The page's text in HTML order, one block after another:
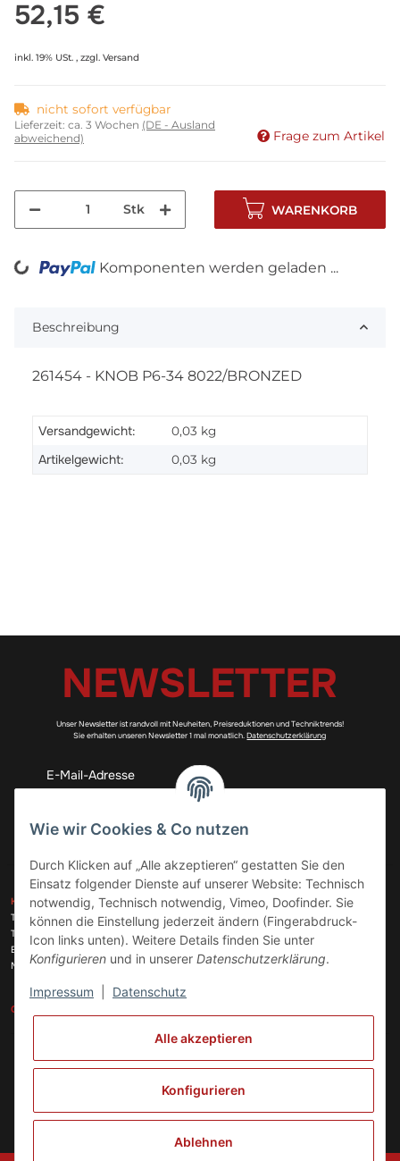
52,15 €
inkl. 19% USt. , zzgl. Versand
nicht sofort verfügbar
Lieferzeit: ca. 3 Wochen (DE - Ausland
abweichend)
Frage zum Artikel
Stk WARENKORB
Loading... Komponenten werden geladen ...
Beschreibung
261454 - KNOB P6-34 8022/BRONZED
Versandgewicht: 0,03 kg
Artikelgewicht: 0,03 kg
NEWSLETTER
Unser Newsletter ist randvoll mit Neuheiten, Preisreduktionen und Techniktrends!
Sie erhalten unseren Newsletter 1 mal monatlich.Datenschutzerklärung
Abonnieren
KONTAKT
Telefon:+49 (0)6074 816 08 0
Telefax:
+49 (0)6074 215 08 60
E-Mail:
info@meinhausgeraetedoc.de
Max Planck Str. 6 c, 63322 Rödermark
GESETZLICHE INFORMATIONEN
ZAHLUNGSARTEN
VERSANDARTEN
Vertrag widerrufen
Wie wir Cookies & Co nutzen
Durch Klicken auf „Alle akzeptieren“ gestatten Sie den
Einsatz folgender Dienste auf unserer Website: Technisch
notwendig, Technisch notwendig, Vimeo, Doofinder. Sie
können die Einstellung jederzeit ändern (Fingerabdruck-
Icon links unten). Weitere Details finden Sie unter
Konfigurieren und in unserer Datenschutzerklärung.
Impressum Datenschutz
Alle akzeptieren
Konfigurieren
Ablehnen